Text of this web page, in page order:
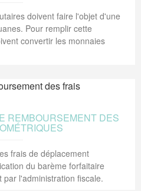
doivent faire l'objet d'une
Pour remplir cette
convertir les monnaies
REMBOURSEMENT DES
frais de déplacement
du barème forfaitaire
l'administration fiscale.